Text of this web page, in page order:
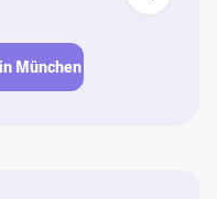
München